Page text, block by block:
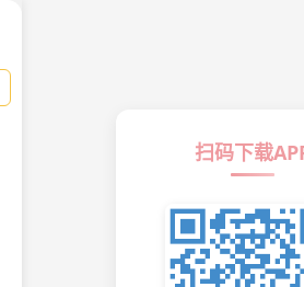
扫码下载